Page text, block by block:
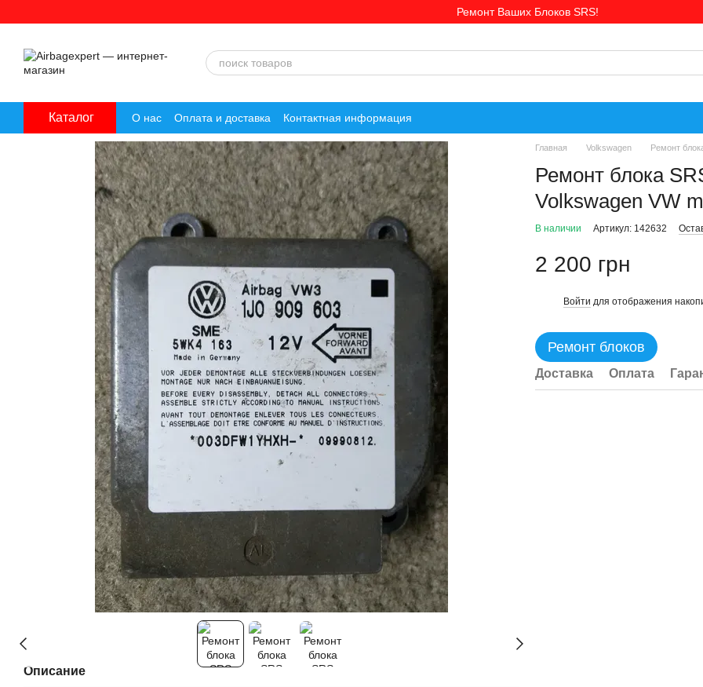
Ремонт Ваших Блоков SRS!
Каталог О нас Оплата и доставка Контактная информация
Описание
Главная Volkswagen Ремонт
Ремонт блока
Volkswagen VW
В наличии Артикул: 142632
2 200 грн
Войти для отображения
Ремонт блоков
Доставка Оплата